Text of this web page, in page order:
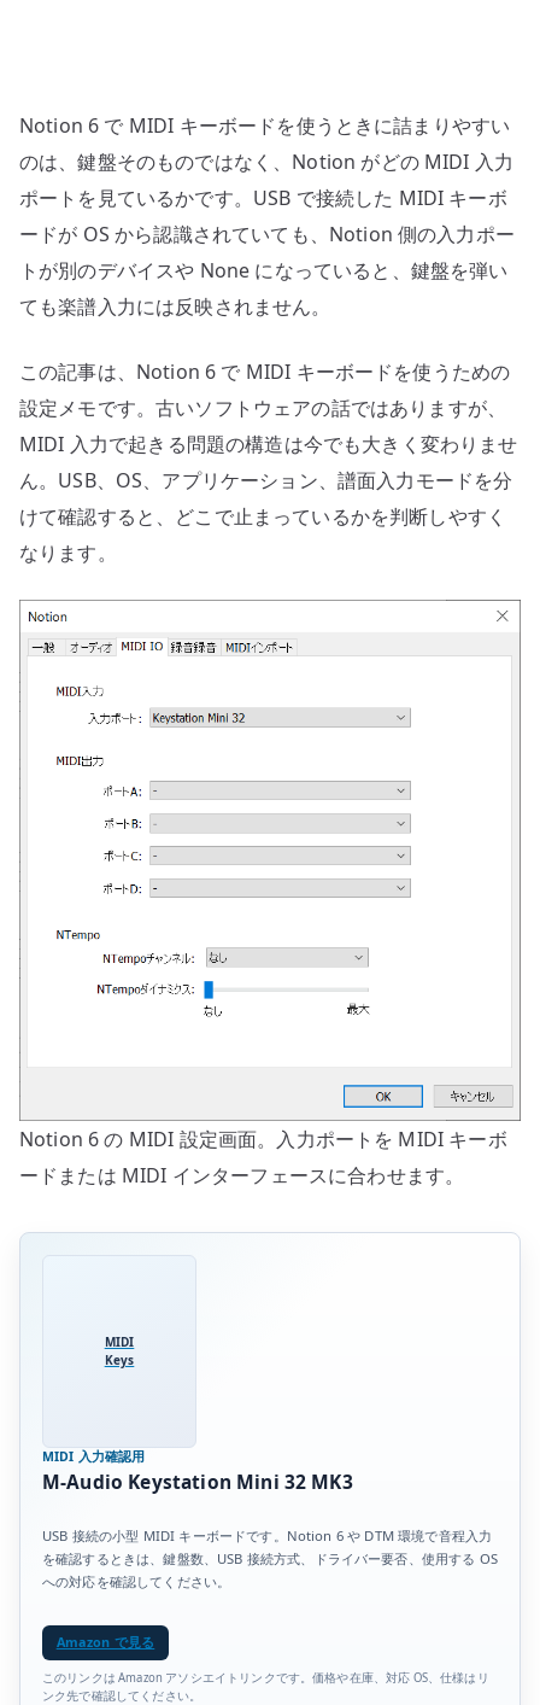
識
し
な
き
の
認
順
序
へ
の
Notion 6 で MIDI キーボードを使うときに詰まりやすい
のは、鍵盤そのものではなく、Notion がどの MIDI 入力
ポートを見ているかです。USB で接続した MIDI キーボ
ードが OS から認識されていても、Notion 側の入力ポー
トが別のデバイスや None になっていると、鍵盤を弾い
ても楽譜入力には反映されません。
この記事は、Notion 6 で MIDI キーボードを使うための
設定メモです。古いソフトウェアの話ではありますが、
MIDI 入力で起きる問題の構造は今でも大きく変わりませ
ん。USB、OS、アプリケーション、譜面入力モードを分
けて確認すると、どこで止まっているかを判断しやすく
なります。
Notion 6 の MIDI 設定画面。入力ポートを MIDI キーボ
ードまたは MIDI インターフェースに合わせます。
MIDI
Keys
MIDI 入力確認用
M-Audio Keystation Mini 32 MK3
USB 接続の小型 MIDI キーボードです。Notion 6 や DTM 環境で音程入力
を確認するときは、鍵盤数、USB 接続方式、ドライバー要否、使用する OS
への対応を確認してください。
Amazon で見る
このリンクは Amazon アソシエイトリンクです。価格や在庫、対応 OS、仕様はリ
ンク先で確認してください。